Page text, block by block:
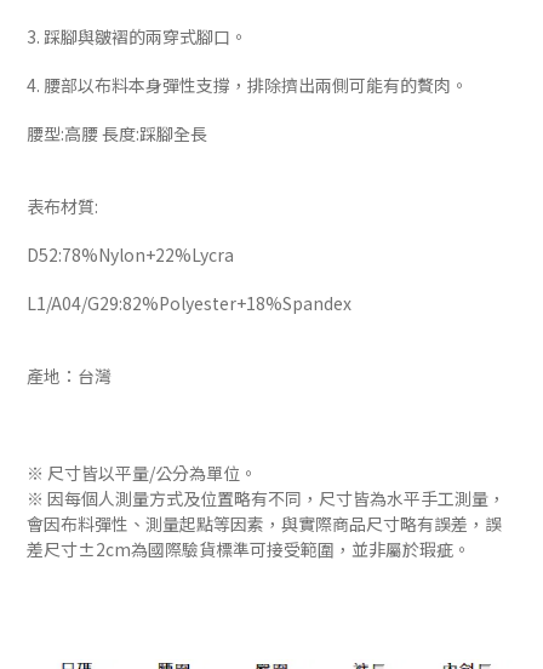
3. 踩腳與皺褶的兩穿式腳口。
4. 腰部以布料本身彈性支撐，排除擠出兩側可能有的贅肉。
腰型:高腰 長度:踩腳全長
表布材質:
D52:78%Nylon+22%Lycra
L1/A04/G29:82%Polyester+18%Spandex
產地：台灣
※ 尺寸皆以平量/公分為單位。
※ 因每個人測量方式及位置略有不同，尺寸皆為水平手工測量，
會因布料彈性、測量起點等因素，與實際商品尺寸略有誤差，誤
差尺寸±2cm為國際驗貨標準可接受範圍，並非屬於瑕疵。